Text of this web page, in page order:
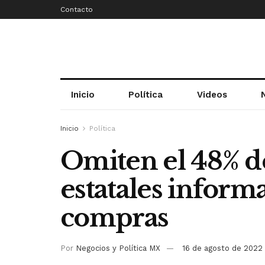
Contacto
Inicio Política Videos
Inicio Política
Omiten el 48%
estatales
compras
Por Negocios y Política MX 16 de agosto de 2022